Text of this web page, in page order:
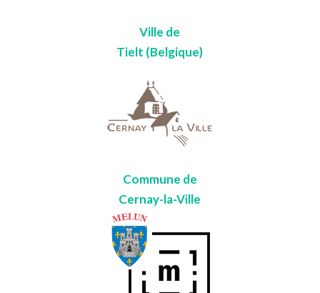
Ville de
Tielt (Belgique)
Commune de
Cernay-la-Ville